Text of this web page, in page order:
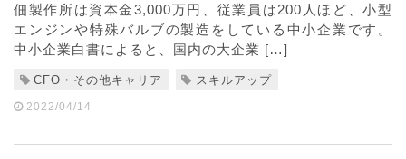
佃製作所は資本金3,000万円、従業員は200人ほど、小型
エンジンや特殊バルブの製造をしている中小企業です。
中小企業白書によると、国内の大企業 […]
CFO・その他キャリア スキルアップ
2022/04/14